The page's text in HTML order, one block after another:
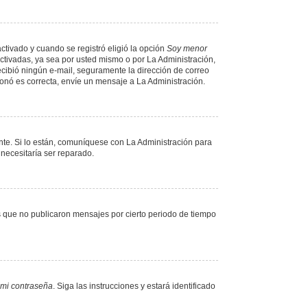
y cuando se registró eligió la opción Soy menor
ya sea por usted mismo o por La Administración,
ningún e-mail, seguramente la dirección de correo
es correcta, envíe un mensaje a La Administración.
Si lo están, comuníquese con La Administración para
ser reparado.
no publicaron mensajes por cierto periodo de tiempo
contraseña. Siga las instrucciones y estará identificado